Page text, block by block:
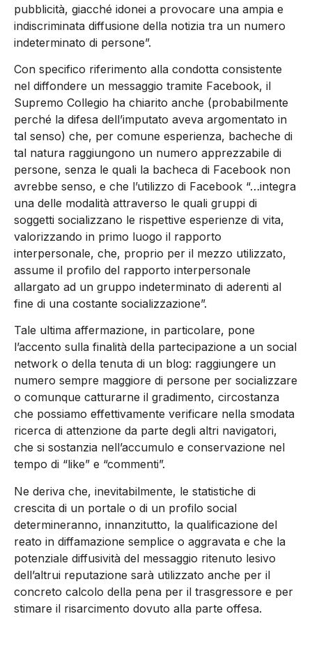
pubblicità, giacché idonei a provocare una ampia e
indiscriminata diffusione della notizia tra un numero
indeterminato di persone”.
Con specifico riferimento alla condotta consistente
nel diffondere un messaggio tramite Facebook, il
Supremo Collegio ha chiarito anche (probabilmente
perché la difesa dell’imputato aveva argomentato in
tal senso) che, per comune esperienza, bacheche di
tal natura raggiungono un numero apprezzabile di
persone, senza le quali la bacheca di Facebook non
avrebbe senso, e che l’utilizzo di Facebook “…integra
una delle modalità attraverso le quali gruppi di
soggetti socializzano le rispettive esperienze di vita,
valorizzando in primo luogo il rapporto
interpersonale, che, proprio per il mezzo utilizzato,
assume il profilo del rapporto interpersonale
allargato ad un gruppo indeterminato di aderenti al
fine di una costante socializzazione”.
Tale ultima affermazione, in particolare, pone
l’accento sulla finalità della partecipazione a un social
network o della tenuta di un blog: raggiungere un
numero sempre maggiore di persone per socializzare
o comunque catturarne il gradimento, circostanza
che possiamo effettivamente verificare nella smodata
ricerca di attenzione da parte degli altri navigatori,
che si sostanzia nell’accumulo e conservazione nel
tempo di “like” e “commenti”.
Ne deriva che, inevitabilmente, le statistiche di
crescita di un portale o di un profilo social
determineranno, innanzitutto, la qualificazione del
reato in diffamazione semplice o aggravata e che la
potenziale diffusività del messaggio ritenuto lesivo
dell’altrui reputazione sarà utilizzato anche per il
concreto calcolo della pena per il trasgressore e per
stimare il risarcimento dovuto alla parte offesa.